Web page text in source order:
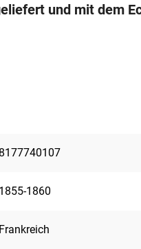
und mit dem
8177740107
1855-1860
Frankreich